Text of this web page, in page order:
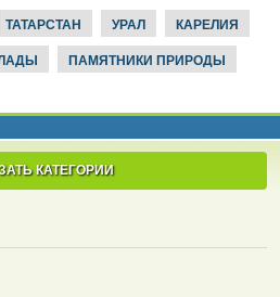
ТАТАРСТАН УРАЛ КАРЕЛИЯ
ПАМЯТНИКИ ПРИРОДЫ
КАТЕГОРИИ